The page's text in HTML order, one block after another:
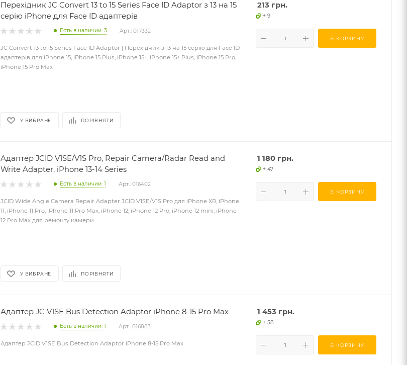
Перехідник JC Convert 13 to 15 Series Face ID Adaptor з 13 на 15
серію iPhone для Face ID адаптерів
Есть в наличии: 3 Арт.: 017332
JC Convert 13 to 15 Series Face ID Adaptor | Перехідник з 13 на 15 серію для Face ID
адаптерів для iPhone 15, iPhone 15 Plus, iPhone 15+, iPhone 15+ Plus, iPhone 15 Pro,
iPhone 15 Pro Max
У ВИБРАНЕ ПОРІВНЯТИ
213 грн.
+ 9
В КОРЗИНУ
Адаптер JCID V1SE/V1S Pro, Repair Camera/Radar Read and
Write Adapter, iPhone 13-14 Series
Есть в наличии: 1 Арт.: 016402
JCID Wide Angle Camera Repair Adapter JCID V1SE/V1S Pro для iPhone XR, iPhone
11, iPhone 11 Pro, iPhone 11 Pro Max, iPhone 12, iPhone 12 Pro, iPhone 12 mini, iPhone
12 Pro Max для ремонту камери
У ВИБРАНЕ ПОРІВНЯТИ
1 180 грн.
+ 47
В КОРЗИНУ
Адаптер JC V1SE Bus Detection Adaptor iPhone 8-15 Pro Max
Есть в наличии: 1 Арт.: 016883
Адаптер JCID V1SE Bus Detection Adaptor iPhone 8-15 Pro Max
1 453 грн.
+ 58
В КОРЗИНУ